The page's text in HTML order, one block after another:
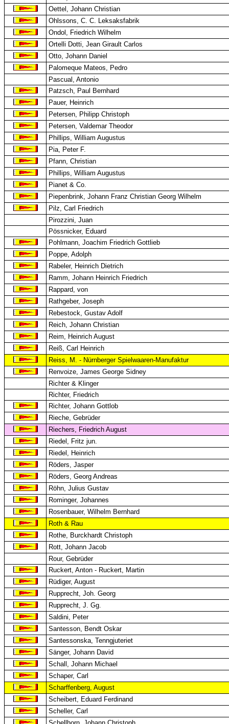
Oettel, Johann Christian
Ohlssons, C. C. Leksaksfabrik
Ondol, Friedrich Wilhelm
Ortelli Dotti, Jean Girault Carlos
Otto, Johann Daniel
Palomeque Mateos, Pedro
Pascual, Antonio
Patzsch, Paul Bernhard
Pauer, Heinrich
Petersen, Philipp Christoph
Petersen, Valdemar Theodor
Phillips, William Augustus
Pia, Peter F.
Pfann, Christian
Phillips, William Augustus
Pianet & Co.
Piepenbrink, Johann Franz Christian Georg Wilhelm
Pilz, Carl Friedrich
Pirozzini, Juan
Pössnicker, Eduard
Pohlmann, Joachim Friedrich Gottlieb
Poppe, Adolph
Rabeler, Heinrich Dietrich
Ramm, Johann Heinrich Friedrich
Rappard, von
Rathgeber, Joseph
Rebestock, Gustav Adolf
Reich, Johann Christian
Reim, Heinrich August
Reiß, Carl Heinrich
Reiss, M. - Nürnberger Spielwaaren-Manufaktur
Renvoize, James George Sidney
Richter & Klinger
Richter, Friedrich
Richter, Johann Gottlob
Rieche, Gebrüder
Riechers, Friedrich August
Riedel, Fritz jun.
Riedel, Heinrich
Röders, Jasper
Röders, Georg Andreas
Röhn, Julius Gustav
Rominger, Johannes
Rosenbauer, Wilhelm Bernhard
Roth & Rau
Rothe, Burckhardt Christoph
Rott, Johann Jacob
Rour, Gebrüder
Ruckert, Anton - Ruckert, Martin
Rüdiger, August
Rupprecht, Joh. Georg
Rupprecht, J. Gg.
Saldini, Peter
Santesson, Bendt Oskar
Santessonska, Tenngjuteriet
Sänger, Johann David
Schall, Johann Michael
Schaper, Carl
Scharffenberg, August
Scheibert, Eduard Ferdinand
Scheller, Carl